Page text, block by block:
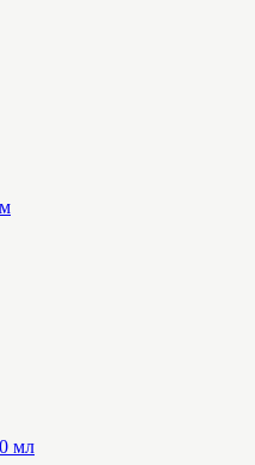
мл